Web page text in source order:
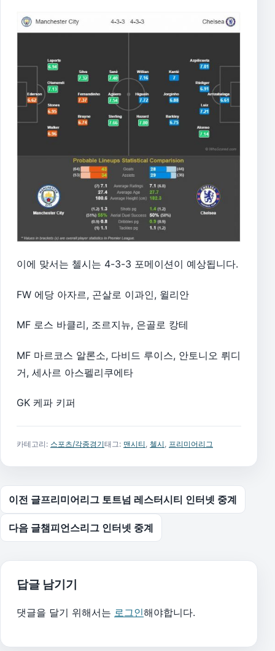
이에 맞서는 첼시는 4-3-3 포메이션이 예상됩니다.
FW 에당 아자르, 곤살로 이과인, 윌리안
MF 로스 바클리, 조르지뉴, 은골로 캉테
MF 마르코스 알론소, 다비드 루이스, 안토니오 뤼디
거, 세사르 아스펠리쿠에타
GK 케파 키퍼
카테고리: 스포츠/각종경기태그: 맨시티, 첼시, 프리미어리그
글 탐색
이전 글프리미어리그 토트넘 레스터시티 인터넷 중계
다음 글챔피언스리그 인터넷 중계
답글 남기기
댓글을 달기 위해서는 로그인해야합니다.